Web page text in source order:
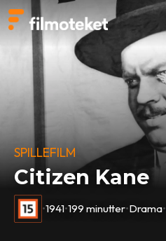
SPILLEFILM
Citizen Kane
•1941•199 minutter•Drama•